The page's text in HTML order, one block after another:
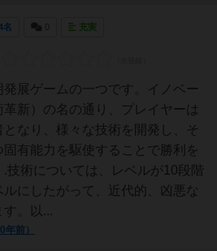
名 充実
発展ゲームの一つです。イノベー
革新）の名の通り、プレイヤーは
となり、様々な技術を開発し、そ
固有能力を駆使することで勝利を
.技術については、レベルが10段階
ルにしたがって、近代的、凶悪な
す。以...
前）